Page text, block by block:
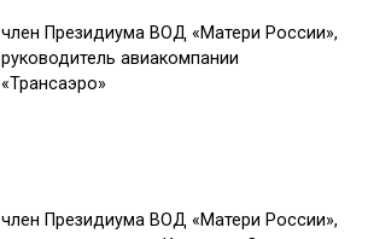
член Президиума ВОД «Матери России»,
руководитель авиакомпании
«Трансаэро»
член Президиума ВОД «Матери России»,